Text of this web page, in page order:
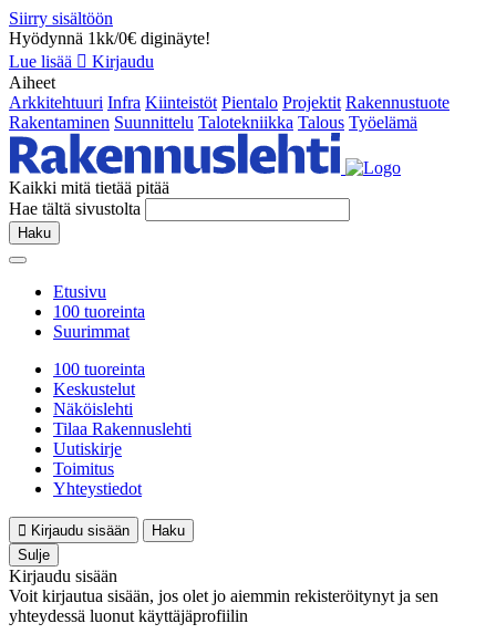
Siirry sisältöön
Hyödynnä 1kk/0€ diginäyte!
Lue lisää
Kirjaudu
Aiheet
Arkkitehtuuri Infra Kiinteistöt Pientalo Projektit Rakennustuote
Rakentaminen Suunnittelu Talotekniikka Talous Työelämä
Kaikki mitä tietää pitää
Hae tältä sivustolta
Haku
Etusivu
100 tuoreinta
Suurimmat
100 tuoreinta
Keskustelut
Näköislehti
Tilaa Rakennuslehti
Uutiskirje
Toimitus
Yhteystiedot
Kirjaudu sisään
Haku
Sulje
Kirjaudu sisään
Voit kirjautua sisään, jos olet jo aiemmin rekisteröitynyt ja sen
yhteydessä luonut käyttäjäprofiilin